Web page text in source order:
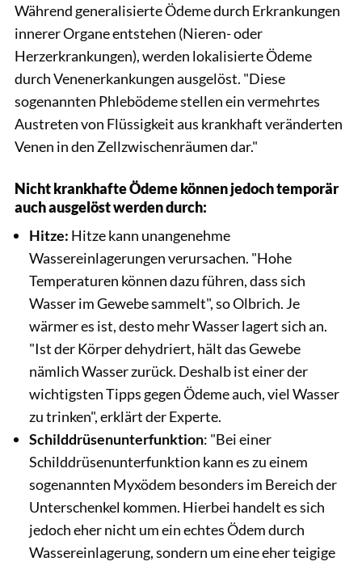
Während generalisierte Ödeme durch Erkrankungen
innerer Organe entstehen (Nieren- oder
Herzerkrankungen), werden lokalisierte Ödeme
durch Venenerkankungen ausgelöst. "Diese
sogenannten Phlebödeme stellen ein vermehrtes
Austreten von Flüssigkeit aus krankhaft veränderten
Venen in den Zellzwischenräumen dar."
Nicht krankhafte Ödeme können jedoch temporär
auch ausgelöst werden durch:
Hitze: Hitze kann unangenehme
Wassereinlagerungen verursachen. "Hohe
Temperaturen können dazu führen, dass sich
Wasser im Gewebe sammelt", so Olbrich. Je
wärmer es ist, desto mehr Wasser lagert sich an.
"Ist der Körper dehydriert, hält das Gewebe
nämlich Wasser zurück. Deshalb ist einer der
wichtigsten Tipps gegen Ödeme auch, viel Wasser
zu trinken", erklärt der Experte.
Schilddrüsenunterfunktion: "Bei einer
Schilddrüsenunterfunktion kann es zu einem
sogenannten Myxödem besonders im Bereich der
Unterschenkel kommen. Hierbei handelt es sich
jedoch eher nicht um ein echtes Ödem durch
Wassereinlagerung, sondern um eine eher teigige